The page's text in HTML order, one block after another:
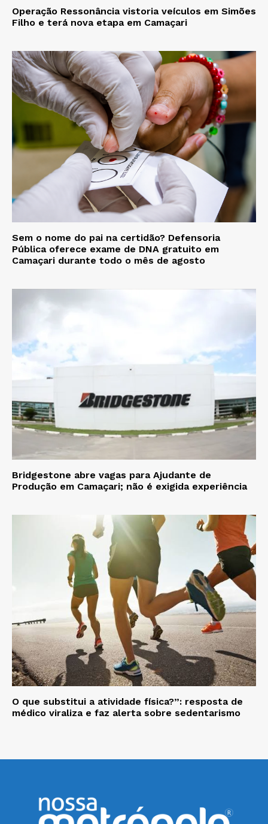
Operação Ressonância vistoria veículos em Simões
Filho e terá nova etapa em Camaçari
Sem o nome do pai na certidão? Defensoria
Pública oferece exame de DNA gratuito em
Camaçari durante todo o mês de agosto
Bridgestone abre vagas para Ajudante de
Produção em Camaçari; não é exigida experiência
O que substitui a atividade física?”: resposta de
médico viraliza e faz alerta sobre sedentarismo